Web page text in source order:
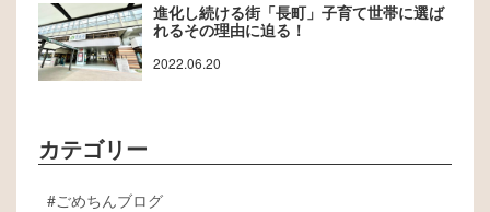
進化し続ける街「長町」子育て世帯に選ば
れるその理由に迫る！
2022.06.20
カテゴリー
ごめちんブログ